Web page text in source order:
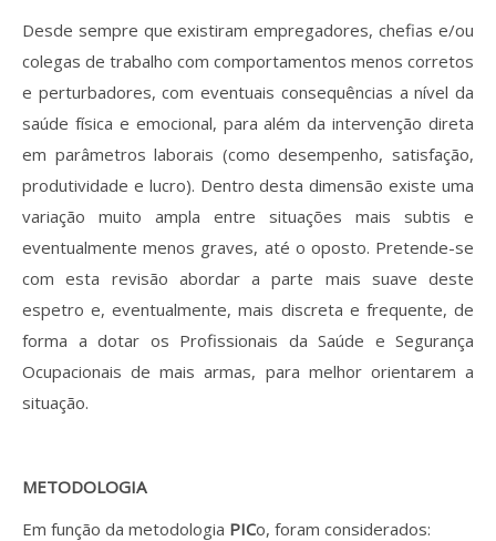
Desde sempre que existiram empregadores, chefias e/ou
colegas de trabalho com comportamentos menos corretos
e perturbadores, com eventuais consequências a nível da
saúde física e emocional, para além da intervenção direta
em parâmetros laborais (como desempenho, satisfação,
produtividade e lucro). Dentro desta dimensão existe uma
variação muito ampla entre situações mais subtis e
eventualmente menos graves, até o oposto. Pretende-se
com esta revisão abordar a parte mais suave deste
espetro e, eventualmente, mais discreta e frequente, de
forma a dotar os Profissionais da Saúde e Segurança
Ocupacionais de mais armas, para melhor orientarem a
situação.
METODOLOGIA
Em função da metodologia PICo, foram considerados: